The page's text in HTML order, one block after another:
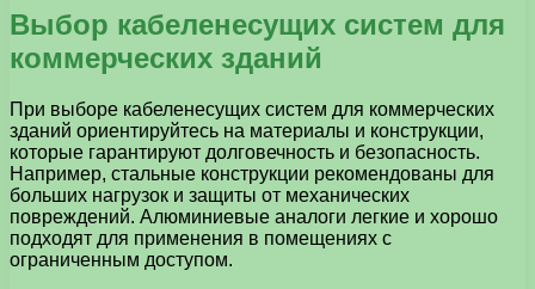
Выбор кабеленесущих систем для
коммерческих зданий
При выборе кабеленесущих систем для коммерческих
зданий ориентируйтесь на материалы и конструкции,
которые гарантируют долговечность и безопасность.
Например, стальные конструкции рекомендованы для
больших нагрузок и защиты от механических
повреждений. Алюминиевые аналоги легкие и хорошо
подходят для применения в помещениях с
ограниченным доступом.